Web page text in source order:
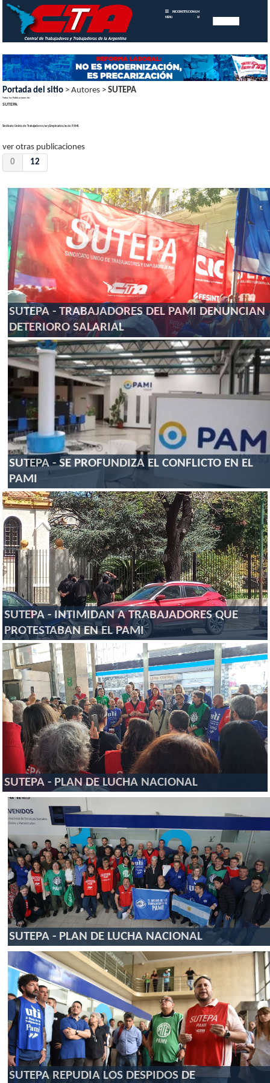
MENU
INICIOINSTITUCIONAL MEMORIAS
ANUALES
Portada del sitio > Autores >SUTEPA
Todas las Publicaciones de:
SUTEPA
Sindicato Unido de Trabajadores/as y Empleados/as de PAMI.
ver otras publicaciones
0
12
SUTEPA - TRABAJADORES DEL PAMI DENUNCIAN
DETERIORO SALARIAL
SUTEPA - SE PROFUNDIZA EL CONFLICTO EN EL
PAMI
SUTEPA - INTIMIDAN A TRABAJADORES QUE
PROTESTABAN EN EL PAMI
SUTEPA - PLAN DE LUCHA NACIONAL
SUTEPA - PLAN DE LUCHA NACIONAL
SUTEPA REPUDIA LOS DESPIDOS DE